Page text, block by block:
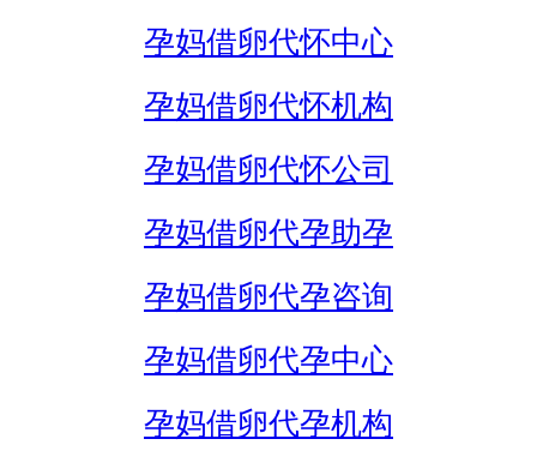
孕妈借卵代怀中心
孕妈借卵代怀机构
孕妈借卵代怀公司
孕妈借卵代孕助孕
孕妈借卵代孕咨询
孕妈借卵代孕中心
孕妈借卵代孕机构